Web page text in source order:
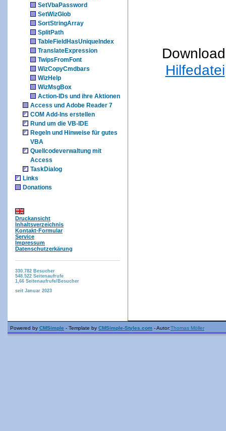
SetVbaPassword
SetWizGlob
SortStringArray
SplitPath
TableFieldHasUniqueIndex
TranslateExpression
TwipsFromFont
WizCopyCmdbars
WizHelp
WizMsgBox
Action-IDs und ihre Aktionen
Access und Adobe Reader 7
COM Add-Ins erstellen
Rund um die VB-IDE
Regeln und Hinweise für gutes
VBA
Quellcodeverwaltung mit
Access
TaskDialog
Links
Donations
Druckansicht
Inhaltsverzeichnis
Kontakt-Formular
Service
Impressum
Datenschutzerkärung
330.782 Besucher
548.522 Seitenaufrufe
1,66 Seitenaufrufe/Besucher
seit Januar 2023
Hilfedatei
Powered by CMSimple - Template by CMSimple-Styles.com - Autor:Thomas Möller